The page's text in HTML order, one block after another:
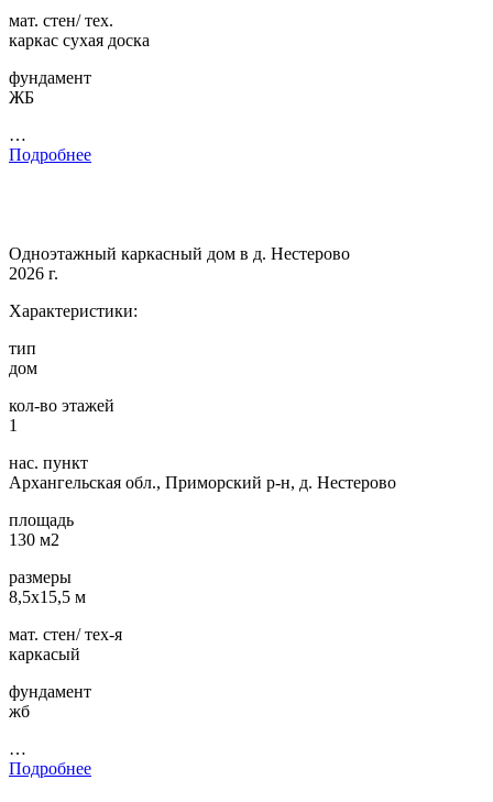
мат. стен/ тех.
каркас сухая доска
фундамент
ЖБ
…
Подробнее
Одноэтажный каркасный дом в д. Нестерово
2026 г.
Характеристики:
тип
дом
кол-во этажей
1
нас. пункт
Архангельская обл., Приморский р-н, д. Нестерово
площадь
130 м2
размеры
8,5х15,5 м
мат. стен/ тех-я
каркасый
фундамент
жб
…
Подробнее